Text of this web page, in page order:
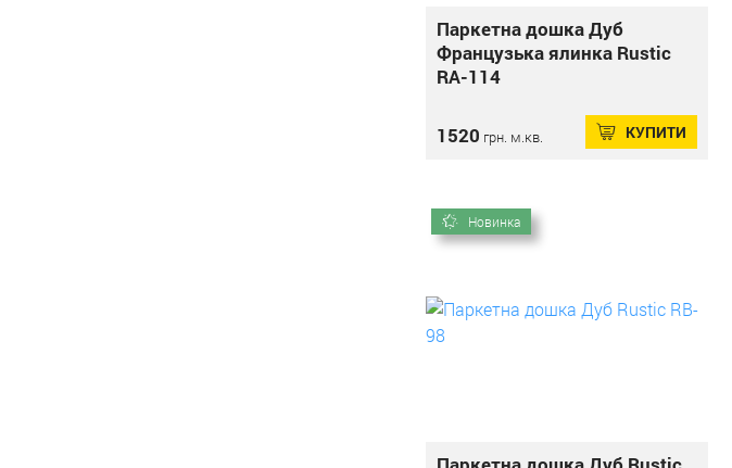
Паркетна дошка Дуб
Французька ялинка Rustic
RA-114
1520 грн. м.кв. КУПИТИ
Новинка